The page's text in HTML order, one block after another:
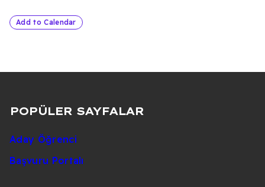
Add to Calendar
POPÜLER SAYFALAR
Aday Öğrenci
Başvuru Portalı